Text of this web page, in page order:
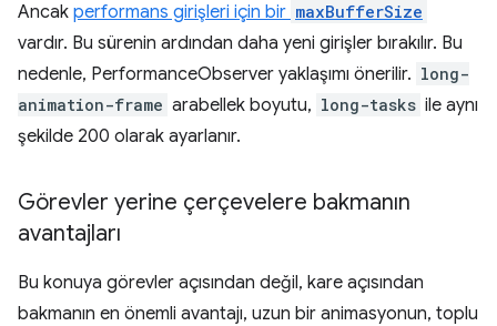
Ancak performans girişleri için bir maxBufferSize
vardır. Bu sürenin ardından daha yeni girişler bırakılır. Bu
nedenle, PerformanceObserver yaklaşımı önerilir. long-
animation-frame arabellek boyutu, long-tasks ile aynı
şekilde 200 olarak ayarlanır.
Görevler yerine çerçevelere bakmanın
avantajları
Bu konuya görevler açısından değil, kare açısından
bakmanın en önemli avantajı, uzun bir animasyonun, toplu